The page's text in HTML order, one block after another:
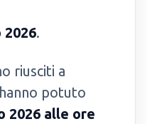
2026.
riusciti a
potuto
2026 alle ore